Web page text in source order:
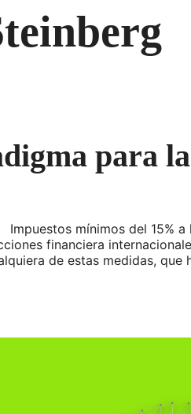
para
mínimos del 15%
financiera
de estas medidas,